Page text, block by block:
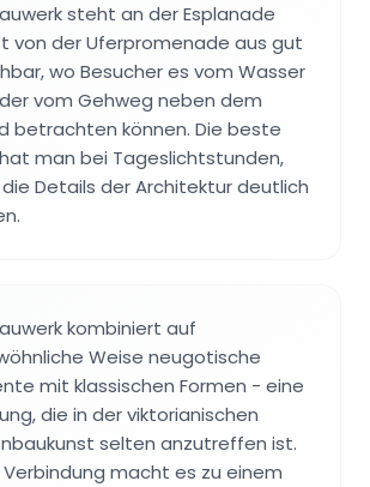
steht an der Esplanade
von der Uferpromenade aus gut
wo Besucher es vom Wasser
vom Gehweg neben dem
betrachten können. Die beste
man bei Tageslichtstunden,
Details der Architektur deutlich
kombiniert auf
Weise neugotische
mit klassischen Formen - eine
die in der viktorianischen
selten anzutreffen ist.
Verbindung macht es zu einem